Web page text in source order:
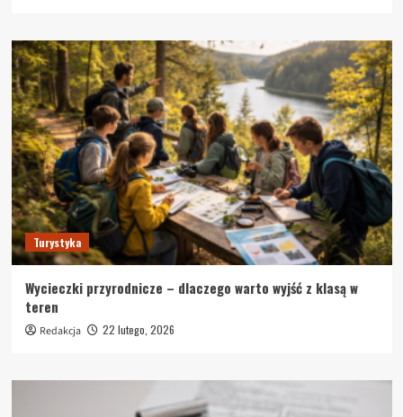
Turystyka
Wycieczki przyrodnicze – dlaczego warto wyjść z klasą w
teren
Redakcja 22 lutego, 2026